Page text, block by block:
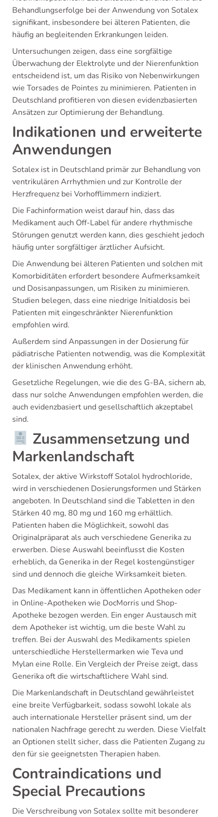
Behandlungserfolge bei der Anwendung von Sotalex
signifikant, insbesondere bei älteren Patienten, die
häufig an begleitenden Erkrankungen leiden.
Untersuchungen zeigen, dass eine sorgfältige
Überwachung der Elektrolyte und der Nierenfunktion
entscheidend ist, um das Risiko von Nebenwirkungen
wie Torsades de Pointes zu minimieren. Patienten in
Deutschland profitieren von diesen evidenzbasierten
Ansätzen zur Optimierung der Behandlung.
Indikationen und erweiterte
Anwendungen
Sotalex ist in Deutschland primär zur Behandlung von
ventrikulären Arrhythmien und zur Kontrolle der
Herzfrequenz bei Vorhofflimmern indiziert.
Die Fachinformation weist darauf hin, dass das
Medikament auch Off-Label für andere rhythmische
Störungen genutzt werden kann, dies geschieht jedoch
häufig unter sorgfältiger ärztlicher Aufsicht.
Die Anwendung bei älteren Patienten und solchen mit
Komorbiditäten erfordert besondere Aufmerksamkeit
und Dosisanpassungen, um Risiken zu minimieren.
Studien belegen, dass eine niedrige Initialdosis bei
Patienten mit eingeschränkter Nierenfunktion
empfohlen wird.
Außerdem sind Anpassungen in der Dosierung für
pädiatrische Patienten notwendig, was die Komplexität
der klinischen Anwendung erhöht.
Gesetzliche Regelungen, wie die des G-BA, sichern ab,
dass nur solche Anwendungen empfohlen werden, die
auch evidenzbasiert und gesellschaftlich akzeptabel
sind.
Zusammensetzung und
Markenlandschaft
Sotalex, der aktive Wirkstoff Sotalol hydrochloride,
wird in verschiedenen Dosierungsformen und Stärken
angeboten. In Deutschland sind die Tabletten in den
Stärken 40 mg, 80 mg und 160 mg erhältlich.
Patienten haben die Möglichkeit, sowohl das
Originalpräparat als auch verschiedene Generika zu
erwerben. Diese Auswahl beeinflusst die Kosten
erheblich, da Generika in der Regel kostengünstiger
sind und dennoch die gleiche Wirksamkeit bieten.
Das Medikament kann in öffentlichen Apotheken oder
in Online-Apotheken wie DocMorris und Shop-
Apotheke bezogen werden. Ein enger Austausch mit
dem Apotheker ist wichtig, um die beste Wahl zu
treffen. Bei der Auswahl des Medikaments spielen
unterschiedliche Herstellermarken wie Teva und
Mylan eine Rolle. Ein Vergleich der Preise zeigt, dass
Generika oft die wirtschaftlichere Wahl sind.
Die Markenlandschaft in Deutschland gewährleistet
eine breite Verfügbarkeit, sodass sowohl lokale als
auch internationale Hersteller präsent sind, um der
nationalen Nachfrage gerecht zu werden. Diese Vielfalt
an Optionen stellt sicher, dass die Patienten Zugang zu
den für sie geeignetsten Therapien haben.
Contraindications und
Special Precautions
Die Verschreibung von Sotalex sollte mit besonderer